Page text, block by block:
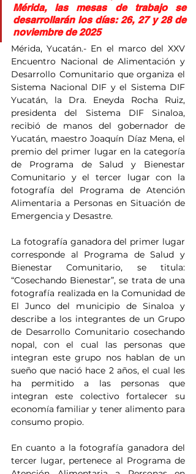
Mérida, las mesas de trabajo se
desarrollarán los días: 26, 27 y 28 de
noviembre de 2025
Mérida, Yucatán.- En el marco del XXV
Encuentro Nacional de Alimentación y
Desarrollo Comunitario que organiza el
Sistema Nacional DIF y el Sistema DIF
Yucatán, la Dra. Eneyda Rocha Ruiz,
presidenta del Sistema DIF Sinaloa,
recibió de manos del gobernador de
Yucatán, maestro Joaquín Díaz Mena, el
premio del primer lugar en la categoría
de Programa de Salud y Bienestar
Comunitario y el tercer lugar con la
fotografía del Programa de Atención
Alimentaria a Personas en Situación de
Emergencia y Desastre.
La fotografía ganadora del primer lugar
corresponde al Programa de Salud y
Bienestar Comunitario, se titula:
“Cosechando Bienestar”, se trata de una
fotografía realizada en la Comunidad de
El Junco del municipio de Sinaloa y
describe a los integrantes de un Grupo
de Desarrollo Comunitario cosechando
nopal, con el cual las personas que
integran este grupo nos hablan de un
sueño que nació hace 2 años, el cual les
ha permitido a las personas que
integran este colectivo fortalecer su
economía familiar y tener alimento para
consumo propio.
En cuanto a la fotografía ganadora del
tercer lugar, pertenece al Programa de